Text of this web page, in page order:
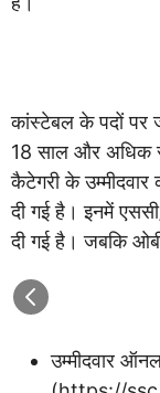
कांस्टेबल के पदों पर
18 साल और अधिक से
कैटेगरी के
दी गई है। इनमें
दी गई है। जबकि
उम्मीदवार